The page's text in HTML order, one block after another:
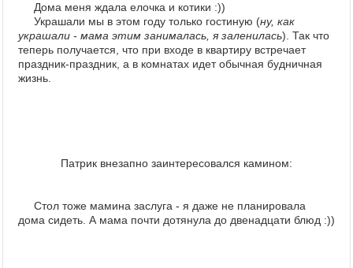
Дома меня ждала елочка и котики :))
Украшали мы в этом году только гостиную (ну, как
украшали - мама этим занималась, я заленилась). Так что
теперь получается, что при входе в квартиру встречает
праздник-праздник, а в комнатах идет обычная будничная
жизнь.
Патрик внезапно заинтересовался камином:
Стол тоже мамина заслуга - я даже не планировала
дома сидеть. А мама почти дотянула до двенадцати блюд :))